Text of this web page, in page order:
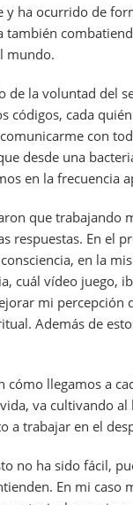
y ha ocurrido de
también
mundo.
de la voluntad del
códigos, cada
con
desde una
en la frecuencia
que trabajando
respuestas. En el
en la
cuál vídeo juego,
mi percepción
Además de
cómo llegamos a
va cultivando
a trabajar en el
no ha sido fácil,
En mi caso